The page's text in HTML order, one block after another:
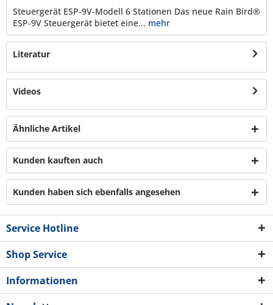
Steuergerät ESP-9V-Modell 6 Stationen Das neue Rain Bird®
ESP-9V Steuergerät bietet eine... mehr
Literatur
Videos
Ähnliche Artikel
Kunden kauften auch
Kunden haben sich ebenfalls angesehen
Service Hotline
Shop Service
Informationen